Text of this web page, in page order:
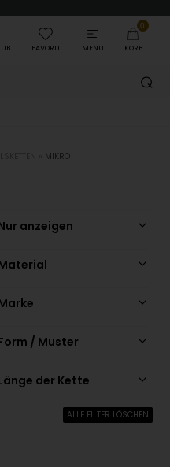
FAVORIT MENU
0
KORB
MIKRO
anzeigen
/ Muster
der Kette
ALLE FILTER LÖSCHEN